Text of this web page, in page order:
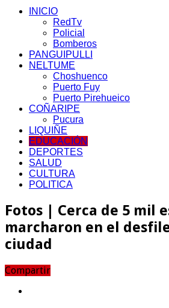
INICIO
RedTv
Policial
Bomberos
PANGUIPULLI
NELTUME
Choshuenco
Puerto Fuy
Puerto Pirehueico
COÑARIPE
Pucura
LIQUIÑE
EDUCACIÓN
DEPORTES
SALUD
CULTURA
POLITICA
Fotos | Cerca de 5 mil
marcharon en el
ciudad
Compartir